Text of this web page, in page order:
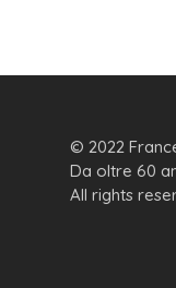
© 2022
Da oltre 60
All rights